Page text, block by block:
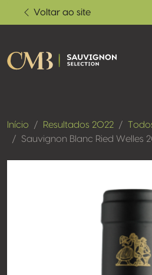
Voltar ao site
Início Resultados 2022
Sauvignon Blanc Ried Welles